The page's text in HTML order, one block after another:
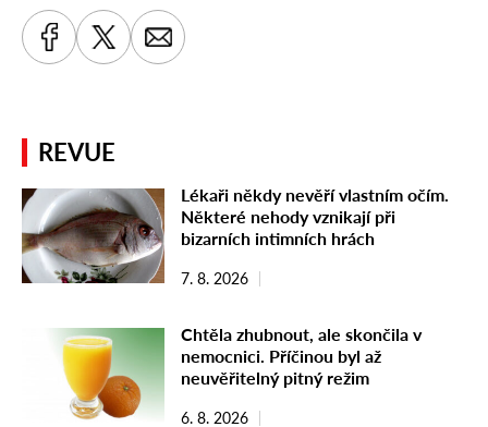
REVUE
Lékaři někdy nevěří vlastním očím.
Některé nehody vznikají při
bizarních intimních hrách
7. 8. 2026
Chtěla zhubnout, ale skončila v
nemocnici. Příčinou byl až
neuvěřitelný pitný režim
6. 8. 2026